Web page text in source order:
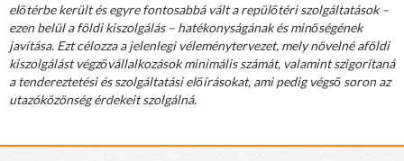
előtérbe került és egyre fontosabbá vált a repülőtéri szolgáltatások –
ezen belül a földi kiszolgálás – hatékonyságának és minőségének
javítása. Ezt célozza a jelenlegi véleménytervezet, mely növelné aföldi
kiszolgálást végzővállalkozások minimális számát, valamint szigorítaná
a tendereztetési és szolgáltatási előírásokat, ami pedig végső soron az
utazóközönség érdekeit szolgálná.